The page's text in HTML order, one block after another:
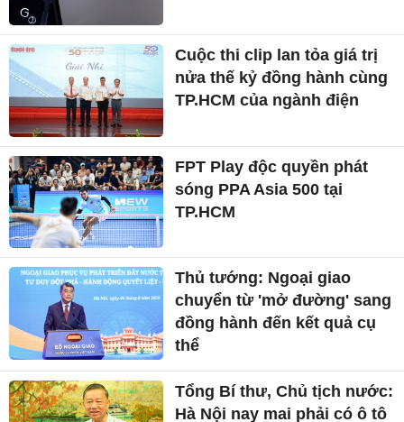
Cuộc thi clip lan tỏa giá trị
nửa thế kỷ đồng hành cùng
TP.HCM của ngành điện
FPT Play độc quyền phát
sóng PPA Asia 500 tại
TP.HCM
Thủ tướng: Ngoại giao
chuyển từ 'mở đường' sang
đồng hành đến kết quả cụ
thể
Tổng Bí thư, Chủ tịch nước:
Hà Nội nay mai phải có ô tô